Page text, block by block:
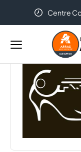
Centre
Menu
principal
Rechercher
...